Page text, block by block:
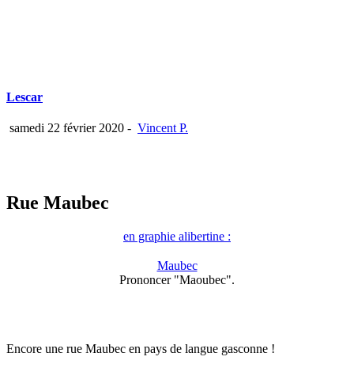
Lescar
samedi 22 février 2020 - Vincent P.
Rue Maubec
en graphie alibertine :
Maubec
Prononcer "Maoubec".
Encore une rue Maubec en pays de langue gasconne !